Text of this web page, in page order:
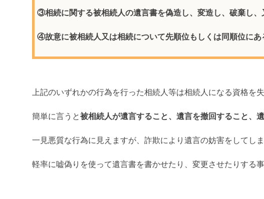
③相続に関する被相続人の遺言書を偽造し、変造し、破棄し、
④故意に被相続人又は相続について先順位もしくは同順位に
上記のいずれかの行為を行った相続人等は相続人になる資格を失
簡単に言うと被相続人が遺言すること、遺言を撤回すること、
一見悪質な行為に見えますが、詐欺により遺言の妨害をしてし
軽率に嘘偽りを使って遺言書を書かせたり、変更させたりする